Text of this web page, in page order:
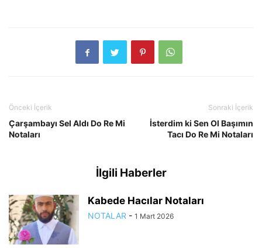
Önceki İçerik
Çarşambayı Sel Aldı Do Re Mi
Notaları
Sonraki İçerik
İsterdim ki Sen Ol Başımın
Tacı Do Re Mi Notaları
İlgili Haberler
Kabede Hacılar Notaları
NOTALAR - 1 Mart 2026